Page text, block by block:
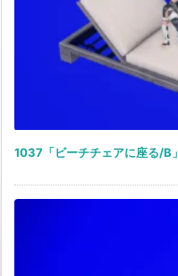
1037「ビーチチェアに座る/B」